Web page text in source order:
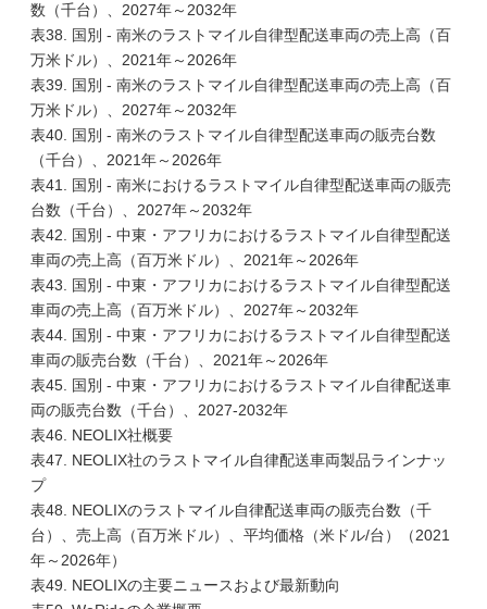
数（千台）、2027年～2032年
表38. 国別 - 南米のラストマイル自律型配送車両の売上高（百
万米ドル）、2021年～2026年
表39. 国別 - 南米のラストマイル自律型配送車両の売上高（百
万米ドル）、2027年～2032年
表40. 国別 - 南米のラストマイル自律型配送車両の販売台数
（千台）、2021年～2026年
表41. 国別 - 南米におけるラストマイル自律型配送車両の販売
台数（千台）、2027年～2032年
表42. 国別 - 中東・アフリカにおけるラストマイル自律型配送
車両の売上高（百万米ドル）、2021年～2026年
表43. 国別 - 中東・アフリカにおけるラストマイル自律型配送
車両の売上高（百万米ドル）、2027年～2032年
表44. 国別 - 中東・アフリカにおけるラストマイル自律型配送
車両の販売台数（千台）、2021年～2026年
表45. 国別 - 中東・アフリカにおけるラストマイル自律配送車
両の販売台数（千台）、2027-2032年
表46. NEOLIX社概要
表47. NEOLIX社のラストマイル自律配送車両製品ラインナッ
プ
表48. NEOLIXのラストマイル自律配送車両の販売台数（千
台）、売上高（百万米ドル）、平均価格（米ドル/台）（2021
年～2026年）
表49. NEOLIXの主要ニュースおよび最新動向